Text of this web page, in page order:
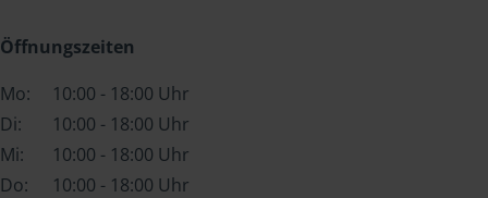
Öffnungszeiten
Mo:
10:00 - 18:00 Uhr
Di:
10:00 - 18:00 Uhr
Mi:
10:00 - 18:00 Uhr
Do:
10:00 - 18:00 Uhr